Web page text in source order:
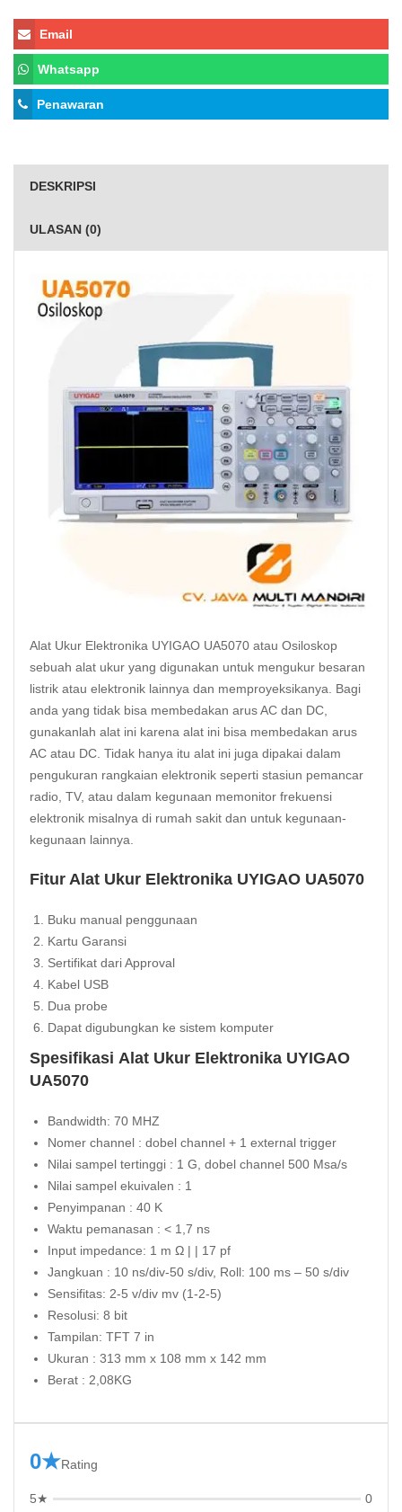
Email
Whatsapp
Penawaran
DESKRIPSI
ULASAN (0)
Alat Ukur Elektronika UYIGAO UA5070 atau Osiloskop
sebuah alat ukur yang digunakan untuk mengukur besaran
listrik atau elektronik lainnya dan memproyeksikanya. Bagi
anda yang tidak bisa membedakan arus AC dan DC,
gunakanlah alat ini karena alat ini bisa membedakan arus
AC atau DC. Tidak hanya itu alat ini juga dipakai dalam
pengukuran rangkaian elektronik seperti stasiun pemancar
radio, TV, atau dalam kegunaan memonitor frekuensi
elektronik misalnya di rumah sakit dan untuk kegunaan-
kegunaan lainnya.
Fitur Alat Ukur Elektronika UYIGAO UA5070
Buku manual penggunaan
Kartu Garansi
Sertifikat dari Approval
Kabel USB
Dua probe
Dapat digubungkan ke sistem komputer
Spesifikasi Alat Ukur Elektronika UYIGAO
UA5070
Bandwidth: 70 MHZ
Nomer channel : dobel channel + 1 external trigger
Nilai sampel tertinggi : 1 G, dobel channel 500 Msa/s
Nilai sampel ekuivalen : 1
Penyimpanan : 40 K
Waktu pemanasan : < 1,7 ns
Input impedance: 1 m Ω | | 17 pf
Jangkuan : 10 ns/div-50 s/div, Roll: 100 ms – 50 s/div
Sensifitas: 2-5 v/div mv (1-2-5)
Resolusi: 8 bit
Tampilan: TFT 7 in
Ukuran : 313 mm x 108 mm x 142 mm
Berat : 2,08KG
0★Rating
5★
0